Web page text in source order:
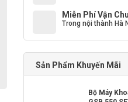
Miễn Phí Vận
Trong nội thành Hà
Sản Phẩm Khuyến Mãi
Bộ Máy